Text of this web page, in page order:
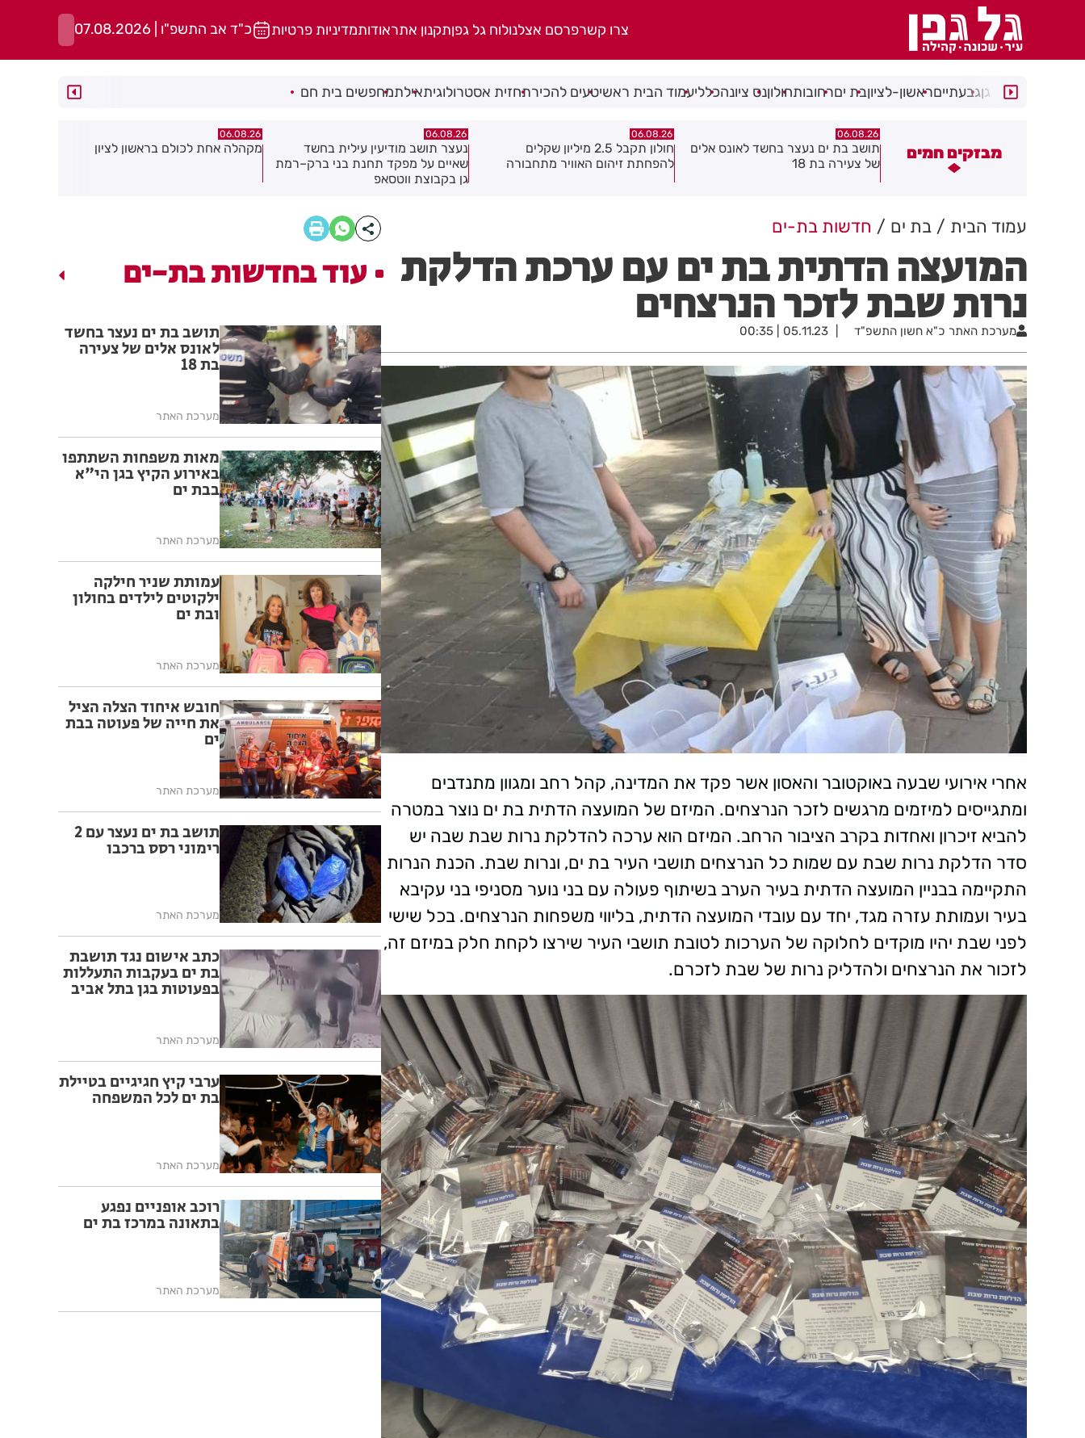
צרו קשרפרסם אצלנולוח גל גפןתקנון אתראודותמדיניות פרטיות כ"ד אב התשפ"ו | 07.08.2026
רמת גןגבעתייםראשון-לציוןבת יםרחובותחולוןנס ציונהכלליעמוד הבית ראשיטעים להכירתחזית אסטרולוגיתאילתמחפשים בית חם
מבזקים חמים
תושב בת ים נעצר בחשד לאונס אלים
06.08.26
חולון תקבל 2.5 מיליון שקלים
להפחתת זיהום האוויר מתחבורה
06.08.26
נעצר תושב מודיעין עילית בחשד
שאיים על מפקד תחנת בני ברק–רמת
06.08.26
מקהלה אחת לכולם בראשון לציון
06.08.26
תושב חולון נעדר כבר שבועיים
עמוד הבית בת ים חדשות בת-ים
המועצה הדתית בת ים עם ערכת הדלקת
נרות שבת לזכר הנרצחים
מערכת האתר כ"א חשון התשפ"ד 05.11.23 | 00:35
אחרי אירועי שבעה באוקטובר והאסון אשר פקד את המדינה, קהל רחב ומגוון מתנדבים
ומתגייסים למיזמים מרגשים לזכר הנרצחים. המיזם של המועצה הדתית בת ים נוצר במטרה
להביא זיכרון ואחדות בקרב הציבור הרחב. המיזם הוא ערכה להדלקת נרות שבת שבה יש
סדר הדלקת נרות שבת עם שמות כל הנרצחים תושבי העיר בת ים, ונרות שבת. הכנת הנרות
התקיימה בבניין המועצה הדתית בעיר הערב בשיתוף פעולה עם בני נוער מסניפי בני עקיבא
בעיר ועמותת עזרה מגד, יחד עם עובדי המועצה הדתית, בליווי משפחות הנרצחים. בכל שישי
לפני שבת יהיו מוקדים לחלוקה של הערכות לטובת תושבי העיר שירצו לקחת חלק במיזם זה,
לזכור את הנרצחים ולהדליק נרות של שבת לזכרם.
עוד בחדשות בת-ים
תושב בת ים נעצר בחשד
לאונס אלים של צעירה
בת 18
מערכת האתר
מאות משפחות השתתפו
באירוע הקיץ בגן הי"א
בבת ים
מערכת האתר
עמותת שניר חילקה
ילקוטים לילדים בחולון
ובת ים
מערכת האתר
חובש איחוד הצלה הציל
את חייה של פעוטה בבת
ים
מערכת האתר
תושב בת ים נעצר עם 2
רימוני רסס ברכבו
מערכת האתר
כתב אישום נגד תושבת
בת ים בעקבות התעללות
בפעוטות בגן בתל אביב
מערכת האתר
ערבי קיץ חגיגיים בטיילת
בת ים לכל המשפחה
מערכת האתר
רוכב אופניים נפגע
בתאונה במרכז בת ים
מערכת האתר